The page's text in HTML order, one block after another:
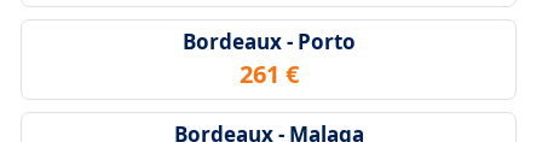
Bordeaux - Porto
261 €
Bordeaux - Malaga